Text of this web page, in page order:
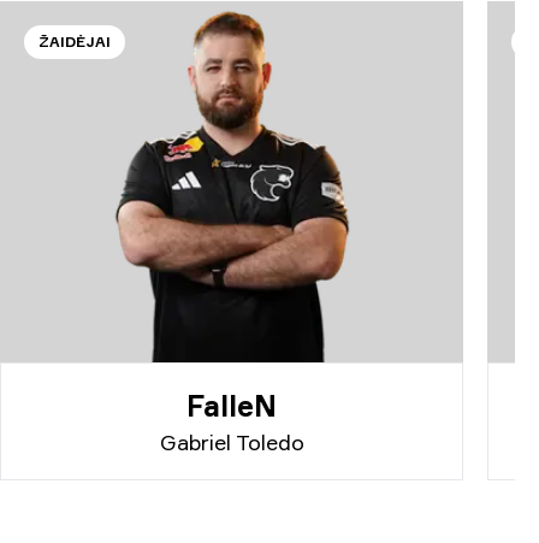
ŽAIDĖJAI
FalleN
Gabriel Toledo